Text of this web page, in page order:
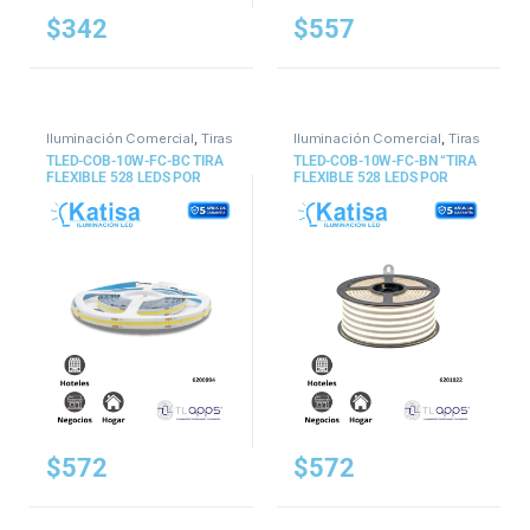
$342 $557
Iluminación Comercial, Tiras
y Mangueras
TLED-COB-10W-FC-BC TIRA
FLEXIBLE 528 LEDS POR
DE LIBRE CORTE
$572
Iluminación Comercial, Tiras
y Mangueras
TLED-COB-10W-FC-BN “TIRA
FLEXIBLE 528 LEDS POR
DE LIBRE CORTE”
$572